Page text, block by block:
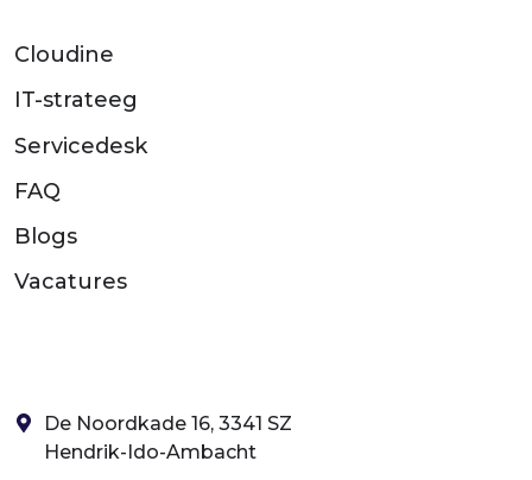
Cloudine
IT-strateeg
Servicedesk
FAQ
Blogs
Vacatures
De Noordkade 16, 3341 SZ
Hendrik-Ido-Ambacht